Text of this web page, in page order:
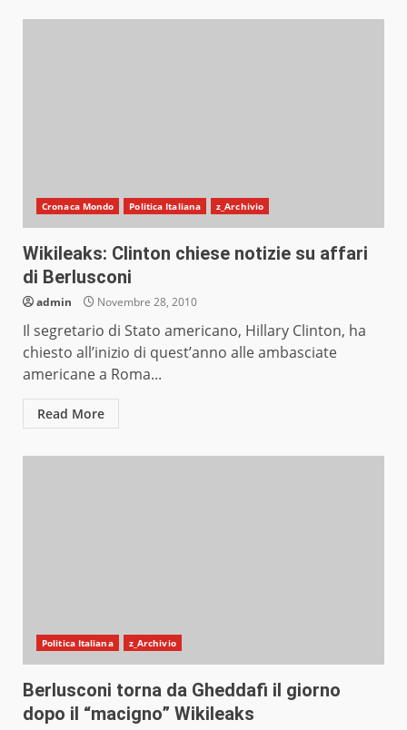
Cronaca Mondo Politica Italiana z_Archivio
Wikileaks: Clinton chiese notizie su affari
di Berlusconi
admin Novembre 28, 2010
Il segretario di Stato americano, Hillary Clinton, ha
chiesto all’inizio di quest’anno alle ambasciate
americane a Roma...
Read More
Politica Italiana z_Archivio
Berlusconi torna da Gheddafi il giorno
dopo il “macigno” Wikileaks